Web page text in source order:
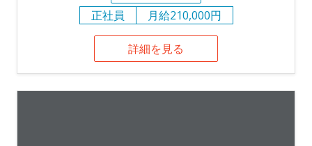
正社員
月給210,000円
詳細を見る